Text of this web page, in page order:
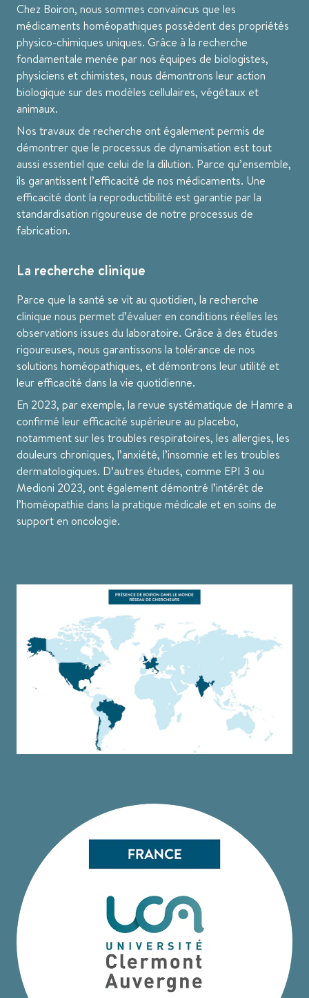
Chez Boiron, nous sommes convaincus que les
médicaments homéopathiques possèdent des propriétés
physico-chimiques uniques. Grâce à la recherche
fondamentale menée par nos équipes de biologistes,
physiciens et chimistes, nous démontrons leur action
biologique sur des modèles cellulaires, végétaux et
animaux.
Nos travaux de recherche ont également permis de
démontrer que le processus de dynamisation est tout
aussi essentiel que celui de la dilution. Parce qu’ensemble,
ils garantissent l’efficacité de nos médicaments. Une
efficacité dont la reproductibilité est garantie par la
standardisation rigoureuse de notre processus de
fabrication.
La recherche clinique
Parce que la santé se vit au quotidien, la recherche
clinique nous permet d’évaluer en conditions réelles les
observations issues du laboratoire. Grâce à des études
rigoureuses, nous garantissons la tolérance de nos
solutions homéopathiques, et démontrons leur utilité et
leur efficacité dans la vie quotidienne.
En 2023, par exemple, la revue systématique de Hamre a
confirmé leur efficacité supérieure au placebo,
notamment sur les troubles respiratoires, les allergies, les
douleurs chroniques, l’anxiété, l’insomnie et les troubles
dermatologiques. D’autres études, comme EPI 3 ou
Medioni 2023, ont également démontré l’intérêt de
l’homéopathie dans la pratique médicale et en soins de
support en oncologie.